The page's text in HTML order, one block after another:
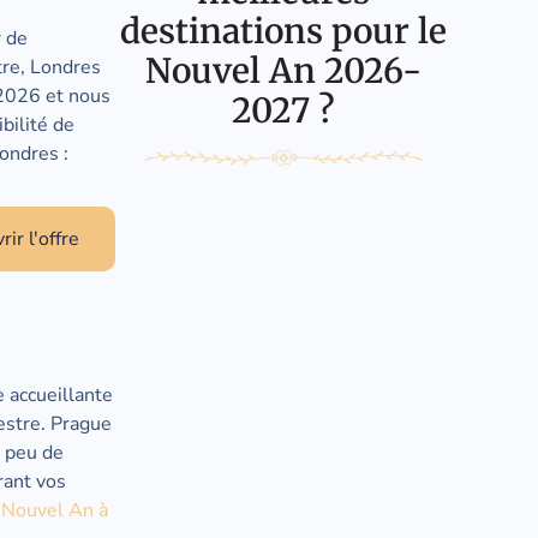
de
Londres
et nous
de
:
l'offre
accueillante
Prague
de
vos
An à
destinations pour le
Nouvel An 2026-
2027 ?